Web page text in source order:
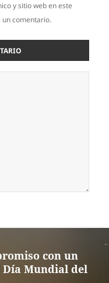
y sitio web en este
un comentario.
con un
Mundial del